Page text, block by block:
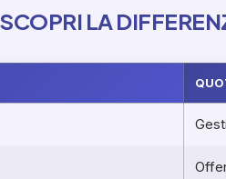
LA